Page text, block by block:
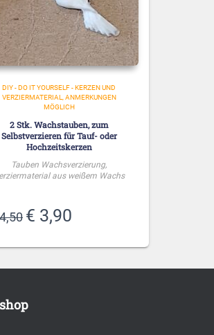
DIY - DO IT YOURSELF - KERZEN UND
VERZIERMATERIAL
ANMERKUNGEN
MÖGLICH
2 Stk. Wachstauben, zum
Selbstverzieren für Tauf- oder
Hochzeitskerzen
Tauben Wachsverzierung,
aus weißem Wachs
Ursprünglicher
Preis
€ 3,90